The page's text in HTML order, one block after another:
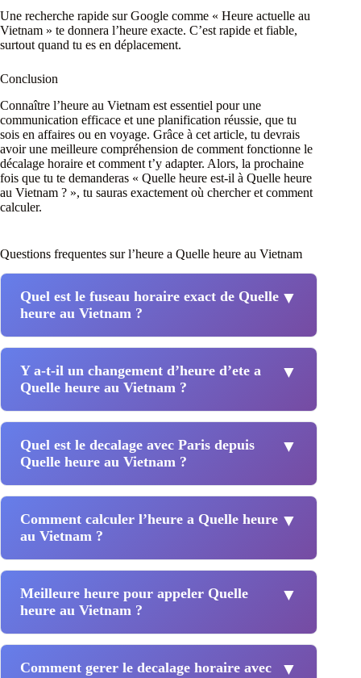
Une recherche rapide sur Google comme « Heure actuelle au
Vietnam » te donnera l’heure exacte. C’est rapide et fiable,
surtout quand tu es en déplacement.
Conclusion
Connaître l’heure au Vietnam est essentiel pour une
communication efficace et une planification réussie, que tu
sois en affaires ou en voyage. Grâce à cet article, tu devrais
avoir une meilleure compréhension de comment fonctionne le
décalage horaire et comment t’y adapter. Alors, la prochaine
fois que tu te demanderas « Quelle heure est-il à Quelle heure
au Vietnam ? », tu sauras exactement où chercher et comment
calculer.
Questions frequentes sur l’heure a Quelle heure au Vietnam
Quel est le fuseau horaire exact de Quelle
heure au Vietnam ?
▼
Y a-t-il un changement d’heure d’ete a
Quelle heure au Vietnam ?
▼
Quel est le decalage avec Paris depuis
Quelle heure au Vietnam ?
▼
Comment calculer l’heure a Quelle heure
au Vietnam ?
▼
Meilleure heure pour appeler Quelle
heure au Vietnam ?
▼
Comment gerer le decalage horaire avec
▼